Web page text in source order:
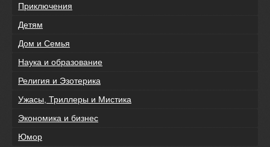
Приключения
Детям
Дом и Семья
Наука и образование
Религия и Эзотерика
Ужасы, Триллеры и Мистика
Экономика и бизнес
Юмор